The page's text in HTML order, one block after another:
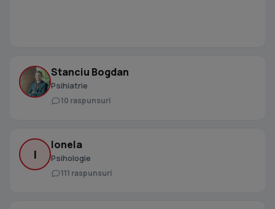
Stanciu Bogdan
Psihiatrie
10 raspunsuri
I
Ionela
Psihologie
111 raspunsuri